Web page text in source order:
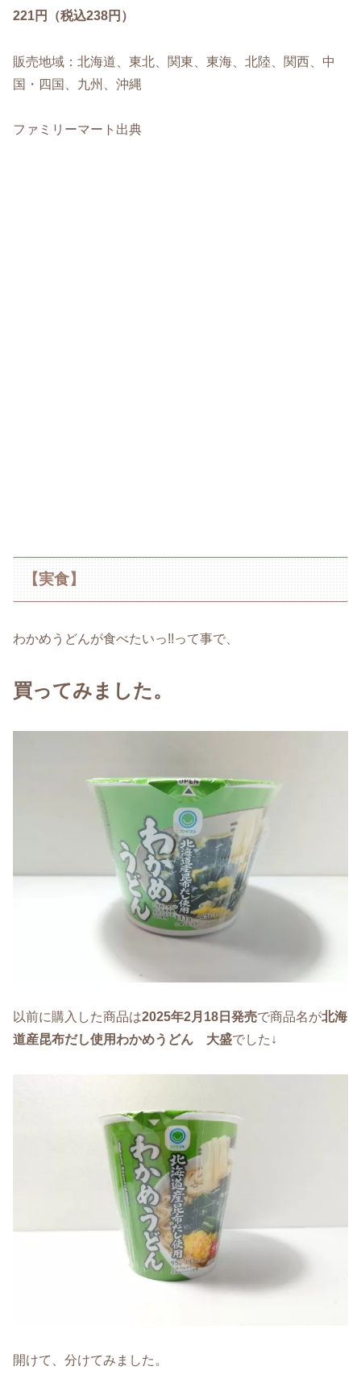
221円（税込238円）
販売地域：北海道、東北、関東、東海、北陸、関西、中
国・四国、九州、沖縄
ファミリーマート出典
【実食】
わかめうどんが食べたいっ!!って事で、
買ってみました。
以前に購入した商品は2025年2月18日発売で商品名が北海
道産昆布だし使用わかめうどん 大盛でした↓
開けて、分けてみました。